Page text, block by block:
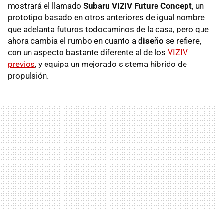
mostrará el llamado Subaru VIZIV Future Concept, un
prototipo basado en otros anteriores de igual nombre
que adelanta futuros todocaminos de la casa, pero que
ahora cambia el rumbo en cuanto a diseño se refiere,
con un aspecto bastante diferente al de los VIZIV
previos, y equipa un mejorado sistema híbrido de
propulsión.